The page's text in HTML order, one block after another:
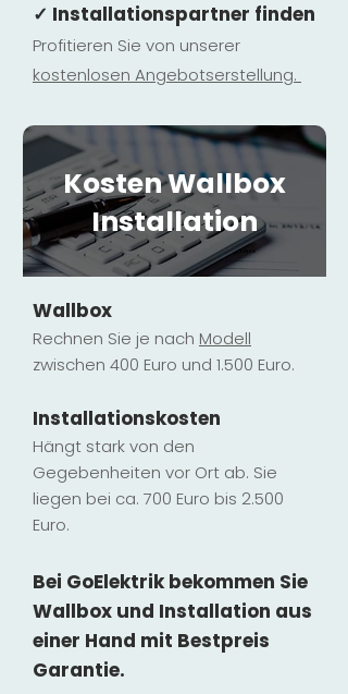
✓ Installationspartner finden
Profitieren Sie von unserer
kostenlosen Angebotserstellung.
Kosten Wallbox
Installation
Wallbox
Rechnen Sie je nach Modell
zwischen 400 Euro und 1.500 Euro.
Installationskosten
Hängt stark von den
Gegebenheiten vor Ort ab. Sie
liegen bei ca. 700 Euro bis 2.500
Euro.
Bei GoElektrik bekommen Sie
Wallbox und Installation aus
einer Hand mit Bestpreis
Garantie.